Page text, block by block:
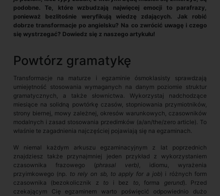
podobne. Te, które wzbudzają najwięcej emocji to parafrazy,
ponieważ bezlitośnie weryfikują wiedzę zdających. Jak robić
dobrze transformacje po angielsku? Na co zwrócić uwagę i czego
się wystrzegać? Dowiedz się z naszego artykułu!
Powtórz gramatykę
Transformacje na maturze i egzaminie ósmoklasisty sprawdzają
umiejętność stosowania wymaganych na danym poziomie struktur
gramatycznych, a także słownictwa. Wykorzystaj nadchodzące
miesiące na solidną powtórkę czasów, stopniowania przymiotników,
strony biernej, mowy zależnej, okresów warunkowych, czasowników
modalnych i zasad stosowania przedimków (a/an/the/zero article). To
właśnie te zagadnienia najczęściej pojawiają się na egzaminach.
W niemal każdym arkuszu egzaminacyjnym z lat poprzednich
znajdziesz także przynajmniej jeden przykład z wykorzystaniem
czasownika frazowego (phrasal verb), idiomu, wyrażenia
przyimkowego (np. to rely on sb, to apply for a job) i różnych form
czasownika (bezokolicznik z to i bez to, forma gerund). Przed
czekającym Cię egzaminem warto poświęcić odpowiednio dużo